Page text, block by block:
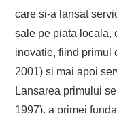
care si-a lansat
sale pe piata locala,
inovatie, fiind primul
2001) si mai apoi
Lansarea primului
1997), a primei